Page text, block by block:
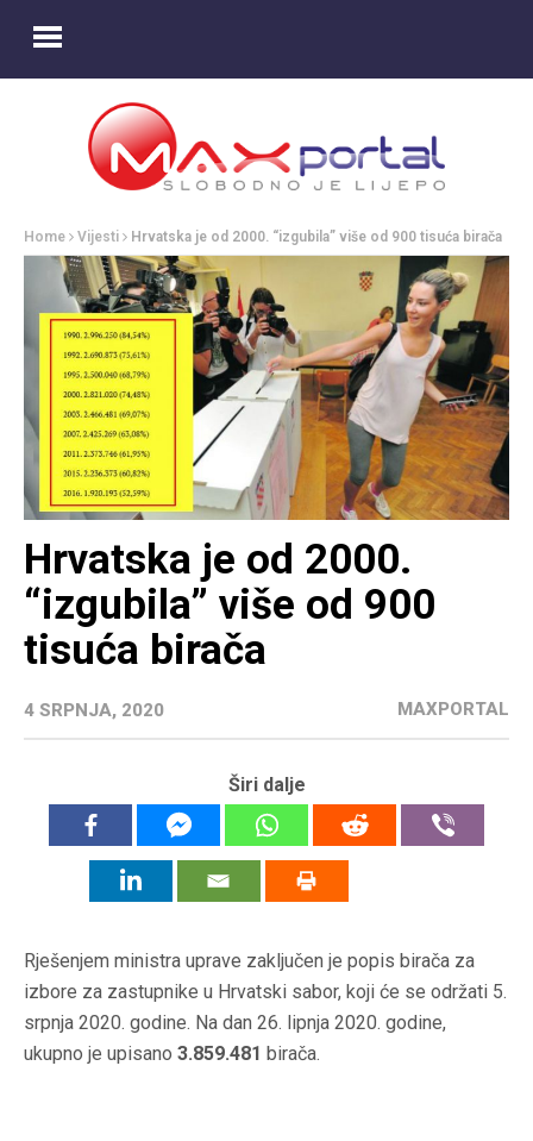
Home Vijesti Hrvatska je od 2000. “izgubila” više od 900 tisuća birača
Hrvatska je od 2000.
“izgubila” više od 900
tisuća birača
4 SRPNJA, 2020 MAXPORTAL
Širi dalje
Rješenjem ministra uprave zaključen je popis birača za
izbore za zastupnike u Hrvatski sabor, koji će se održati 5.
srpnja 2020. godine. Na dan 26. lipnja 2020. godine,
ukupno je upisano 3.859.481 birača.